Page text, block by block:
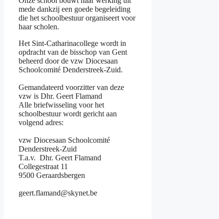
mede dankzij een goede begeleiding
die het schoolbestuur organiseert voor
haar scholen.
Het Sint-Catharinacollege wordt in
opdracht van de bisschop van Gent
beheerd door de vzw Diocesaan
Schoolcomité Denderstreek-Zuid.
Gemandateerd voorzitter van deze
vzw is Dhr. Geert Flamand
Alle briefwisseling voor het
schoolbestuur wordt gericht aan
volgend adres:
vzw Diocesaan Schoolcomité
Denderstreek-Zuid
T.a.v. Dhr. Geert Flamand
Collegestraat 11
9500 Geraardsbergen
geert.flamand@skynet.be